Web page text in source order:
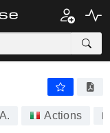
Actions